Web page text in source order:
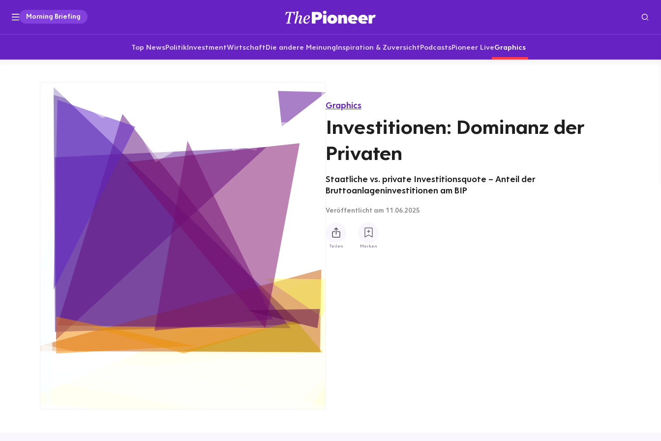
Morning Briefing
Top NewsPolitikInvestmentWirtschaftDie andere MeinungInspiration & ZuversichtPodcastsPioneer LiveGraphics
Graphics
Investitionen: Dominanz der
Privaten
Staatliche vs. private Investitionsquote – Anteil der
Bruttoanlageninvestitionen am BIP
Veröffentlicht am 11.06.2025
Teilen Merken